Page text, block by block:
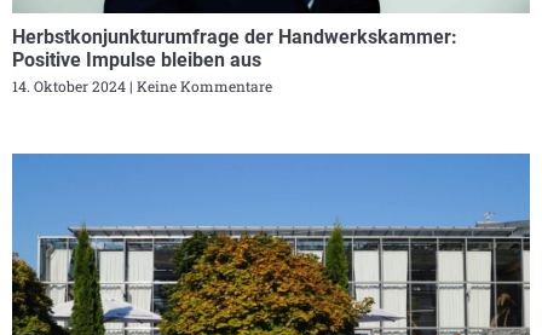
Herbstkonjunkturumfrage der Handwerkskammer:
Positive Impulse bleiben aus
14. Oktober 2024 Keine Kommentare